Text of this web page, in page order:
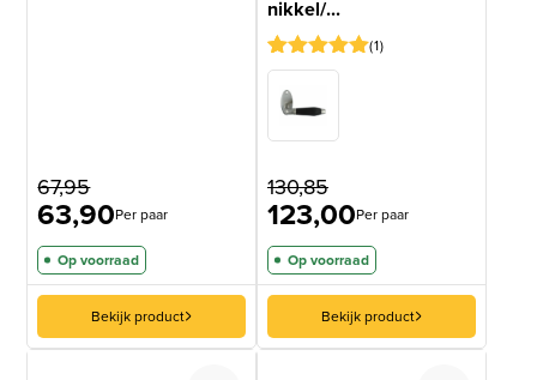
67,95
63,90Per paar
Op voorraad
Bekijk product
nikkel/...
Gewaardeerd
op 5
gebaseerd
1
1
130,85
123,00Per paar
Op voorraad
Bekijk product